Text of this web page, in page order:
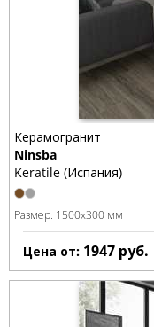
Керамогранит
Ninsba
Keratile (Испания)
Размер: 1500x300 мм
Цена от: 1947 руб.